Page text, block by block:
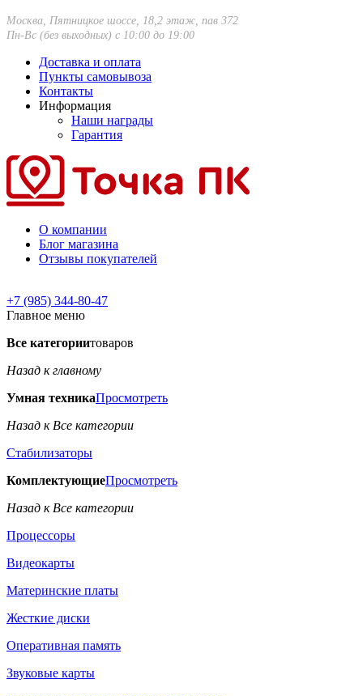
Москва, Пятницкое шоссе, 18,2 этаж, пав 372
Пн-Вс (без выходных) с 10:00 до 19:00
Доставка и оплата
Пункты самовывоза
Контакты
Информация
Наши награды
Гарантия
О компании
Блог магазина
Отзывы покупателей
+7 (985) 344-80-47
Главное меню
Все категориитоваров
Назад к главному
Умная техникаПросмотреть
Назад к Все категории
Стабилизаторы
КомплектующиеПросмотреть
Назад к Все категории
Процессоры
Видеокарты
Материнские платы
Жесткие диски
Оперативная память
Звуковые карты